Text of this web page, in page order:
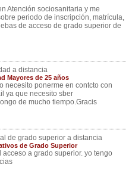
Atención sociosanitaria y me
periodo de inscripción, matrícula,
de acceso de grado superior de
a distancia
Mayores de 25 años
necesito ponerme en contcto con
ya que necesito sber
de mucho tiempo.Gracis
de grado superior a distancia
de Grado Superior
a grado superior. yo tengo